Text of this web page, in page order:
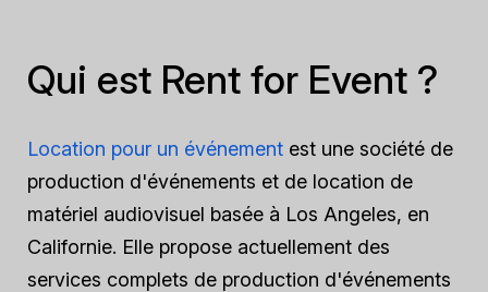
Qui est Rent for Event ?
Location pour un événement est une société de
production d'événements et de location de
matériel audiovisuel basée à Los Angeles, en
Californie. Elle propose actuellement des
services complets de production d'événements